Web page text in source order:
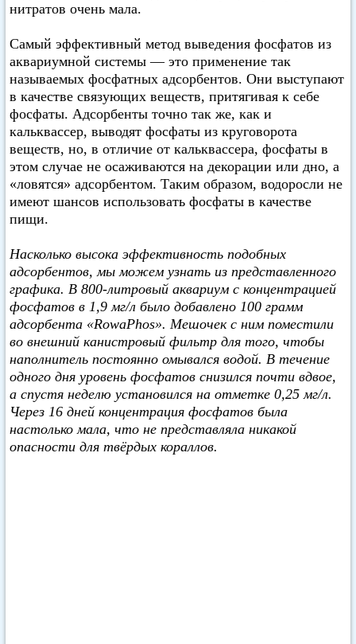
нитратов очень мала.
Самый эффективный метод выведения фосфатов из
аквариумной системы — это применение так
называемых фосфатных адсорбентов. Они выступают
в качестве связующих веществ, притягивая к себе
фосфаты. Адсорбенты точно так же, как и
кальквассер, выводят фосфаты из круговорота
веществ, но, в отличие от кальквассера, фосфаты в
этом случае не осаживаются на декорации или дно, а
«ловятся» адсорбентом. Таким образом, водоросли не
имеют шансов использовать фосфаты в качестве
пищи.
Насколько высока эффективность подобных
адсорбентов, мы можем узнать из представленного
графика. В 800-литровый аквариум с концентрацией
фосфатов в 1,9 мг/л было добавлено 100 грамм
адсорбента «RowaPhos». Мешочек с ним поместили
во внешний канистровый фильтр для того, чтобы
наполнитель постоянно омывался водой. В течение
одного дня уровень фосфатов снизился почти вдвое,
а спустя неделю установился на отметке 0,25 мг/л.
Через 16 дней концентрация фосфатов была
настолько мала, что не представляла никакой
опасности для твёрдых кораллов.